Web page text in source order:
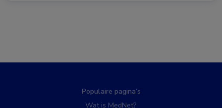
Populaire pagina’s
Wat is MedNet?